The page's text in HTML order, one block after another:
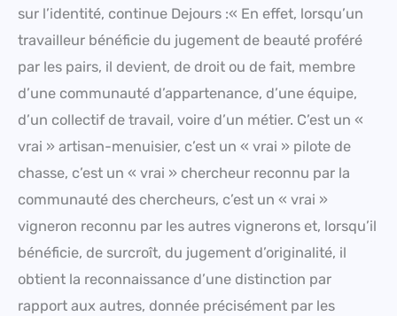
sur l’identité, continue Dejours :« En effet, lorsqu’un
travailleur bénéficie du jugement de beauté proféré
par les pairs, il devient, de droit ou de fait, membre
d’une communauté d’appartenance, d’une équipe,
d’un collectif de travail, voire d’un métier. C’est un «
vrai » artisan-menuisier, c’est un « vrai » pilote de
chasse, c’est un « vrai » chercheur reconnu par la
communauté des chercheurs, c’est un « vrai »
vigneron reconnu par les autres vignerons et, lorsqu’il
bénéficie, de surcroît, du jugement d’originalité, il
obtient la reconnaissance d’une distinction par
rapport aux autres, donnée précisément par les